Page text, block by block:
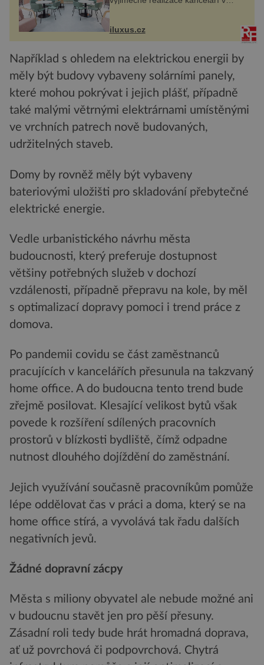
areálu MediaCityUK v anglickém
Tower a Orange Tower. Komplex
budov Media...
iluxus.cz
Například s ohledem na elektrickou energii by
měly být budovy vybaveny solárními panely,
které mohou pokrývat i jejich plášť, případně
také malými větrnými elektrárnami umístěnými
ve vrchních patrech nově budovaných,
udržitelných staveb.
Domy by rovněž měly být vybaveny
bateriovými uložišti pro skladování přebytečné
elektrické energie.
Vedle urbanistického návrhu města
budoucnosti, který preferuje dostupnost
většiny potřebných služeb v dochozí
vzdálenosti, případně přepravu na kole, by měl
s optimalizací dopravy pomoci i trend práce z
domova.
Po pandemii covidu se část zaměstnanců
pracujících v kancelářích přesunula na takzvaný
home office. A do budoucna tento trend bude
zřejmě posilovat. Klesající velikost bytů však
povede k rozšíření sdílených pracovních
prostorů v blízkosti bydliště, čímž odpadne
nutnost dlouhého dojíždění do zaměstnání.
Jejich využívání současně pracovníkům pomůže
lépe oddělovat čas v práci a doma, který se na
home office stírá, a vyvolává tak řadu dalších
negativních jevů.
Žádné dopravní zácpy
Města s miliony obyvatel ale nebude možné ani
v budoucnu stavět jen pro pěší přesuny.
Zásadní roli tedy bude hrát hromadná doprava,
ať už povrchová či podpovrchová. Chytrá